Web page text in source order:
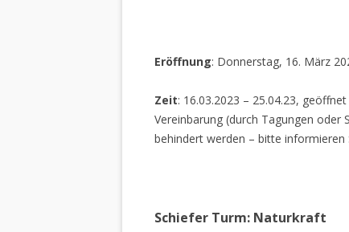
Eröffnung: Donnerstag, 16. März
Zeit: 16.03.2023 – 25.04.23,
Vereinbarung (durch Tagungen oder
behindert werden – bitte informieren
Schiefer Turm: Naturkraft